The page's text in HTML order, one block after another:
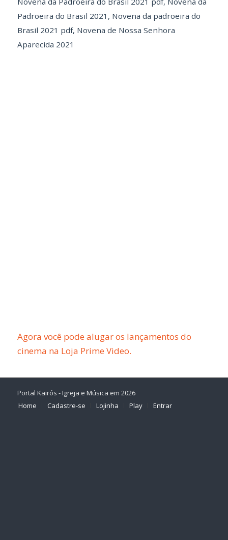
Padroeira do Brasil 2021 , Novena da padroeira do
Brasil 2021 pdf, Novena de Nossa Senhora
Aparecida 2021
Agora você pode alugar os lançamentos do
cinema na Loja Prime Video.
Portal Kairós - Igreja e Música em 2026
Home
Cadastre-se Lojinha Play Entrar